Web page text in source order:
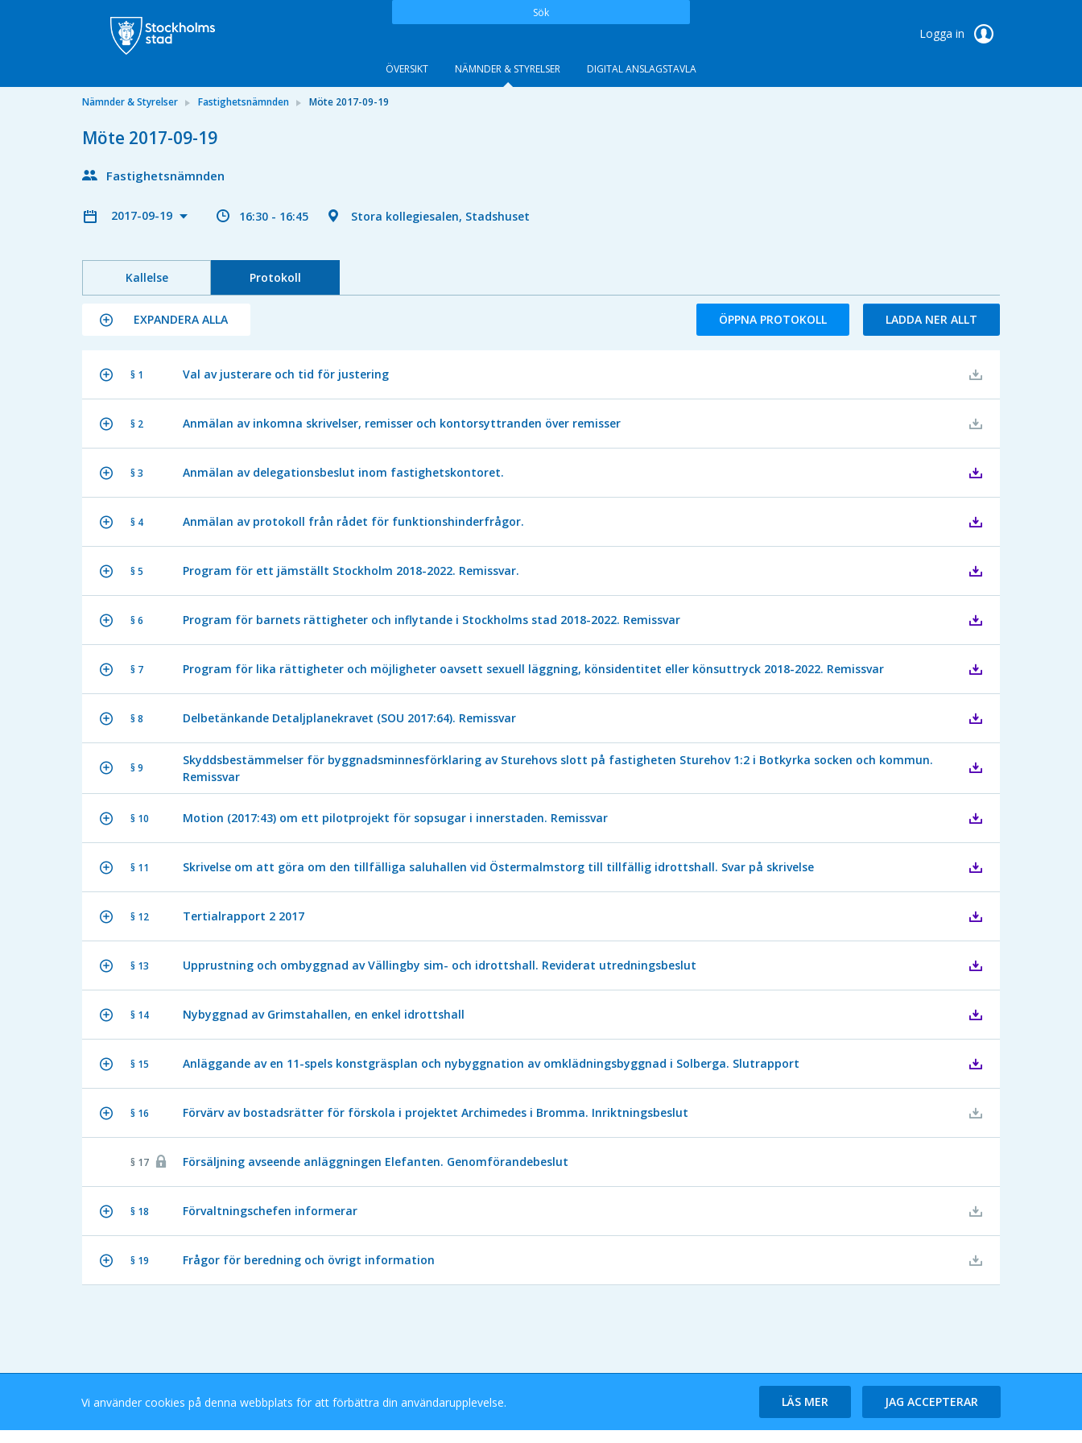
Sök
Logga in
ÖVERSIKT NÄMNDER & STYRELSER DIGITAL ANSLAGSTAVLA
Nämnder & Styrelser Fastighetsnämnden Möte 2017-09-19
Möte 2017-09-19
Fastighetsnämnden
2017-09-19 16:30 - 16:45 Stora kollegiesalen, Stadshuset
Kallelse Protokoll
EXPANDERA ALLA ÖPPNA PROTOKOLL LADDA NER ALLT
§ 1 Val av justerare och tid för justering
§ 2 Anmälan av inkomna skrivelser, remisser och kontorsyttranden över remisser
§ 3 Anmälan av delegationsbeslut inom fastighetskontoret.
§ 4 Anmälan av protokoll från rådet för funktionshinderfrågor.
§ 5 Program för ett jämställt Stockholm 2018-2022. Remissvar.
§ 6 Program för barnets rättigheter och inflytande i Stockholms stad 2018-2022. Remissvar
§ 7 Program för lika rättigheter och möjligheter oavsett sexuell läggning, könsidentitet eller könsuttryck 2018-2022. Remissvar
§ 8 Delbetänkande Detaljplanekravet (SOU 2017:64). Remissvar
§ 9
Skyddsbestämmelser för byggnadsminnesförklaring av Sturehovs slott på fastigheten Sturehov 1:2 i Botkyrka socken och kommun.
Remissvar
§ 10 Motion (2017:43) om ett pilotprojekt för sopsugar i innerstaden. Remissvar
§ 11 Skrivelse om att göra om den tillfälliga saluhallen vid Östermalmstorg till tillfällig idrottshall. Svar på skrivelse
§ 12 Tertialrapport 2 2017
§ 13 Upprustning och ombyggnad av Vällingby sim- och idrottshall. Reviderat utredningsbeslut
§ 14 Nybyggnad av Grimstahallen, en enkel idrottshall
§ 15 Anläggande av en 11-spels konstgräsplan och nybyggnation av omklädningsbyggnad i Solberga. Slutrapport
§ 16 Förvärv av bostadsrätter för förskola i projektet Archimedes i Bromma. Inriktningsbeslut
§ 17 Försäljning avseende anläggningen Elefanten. Genomförandebeslut
§ 18 Förvaltningschefen informerar
§ 19 Frågor för beredning och övrigt information
Stockholms Stad eDok Meetings
Vi använder cookies på denna webbplats för att förbättra din användarupplevelse.